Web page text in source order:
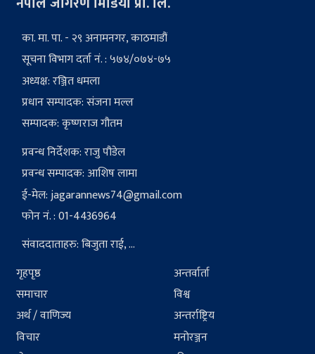
का. मा. पा. - २९ अनामनगर, काठमाडौं
सूचना विभाग दर्ता नं. : ५७४/०७४-७५
अध्यक्ष: रञ्जित धमला
प्रधान सम्पादक: संजना मल्ल
सम्पादक: कृष्णराज गौतम
प्रवन्ध निर्देशक: राजु पौडेल
प्रवन्ध सम्पादक: आशिष लामा
ई-मेल:jagarannews74@gmail.com
फोन नं. : 01-4436964
संवाददाताहरु: बिजुता राई, ...
गृहपृष्ठ
समाचार
अर्थ / वाणिज्य
विचार
अन्तर्वार्ता
विश्व
अन्तर्राष्ट्रिय
मनोरञ्जन